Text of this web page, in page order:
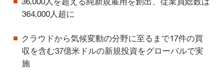
364,000人超に
クラウドから気候変動の分野に至るまで17件の買
収を含む37億米ドルの新規投資をグローバルで実
施